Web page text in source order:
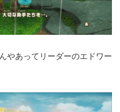
やあってリーダーのエドワー